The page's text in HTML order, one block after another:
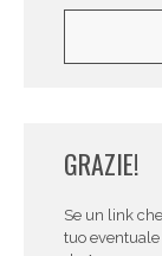
GRAZIE!
Se un link
tuo